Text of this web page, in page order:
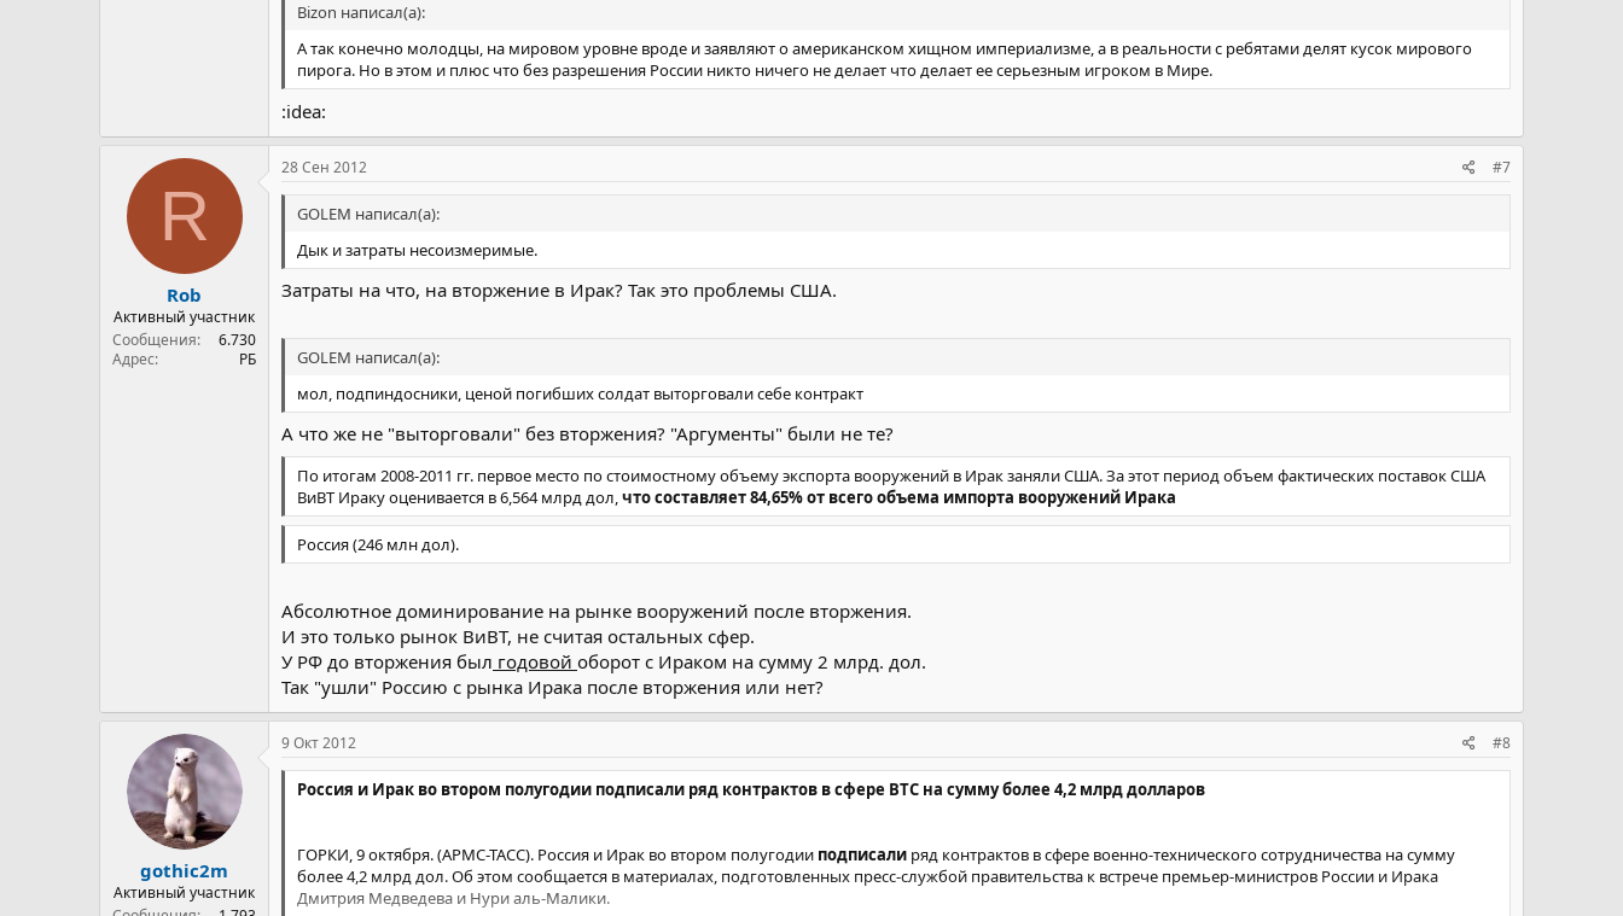
Bizon написал(а):
А так конечно молодцы, на мировом уровне вроде и заявляют о американском хищном империализме, а в реальности с ребятами делят кусок мирового
пирога. Но в этом и плюс что без разрешения России никто ничего не делает что делает ее серьезным игроком в Мире.
:idea:
R
Rob
Активный участник
Сообщения
6.730
Адрес
РБ
28 Сен 2012 #7
GOLEM написал(а):
Дык и затраты несоизмеримые.
Затраты на что, на вторжение в Ирак? Так это проблемы США.
GOLEM написал(а):
мол, подпиндосники, ценой погибших солдат выторговали себе контракт
А что же не "выторговали" без вторжения? "Аргументы" были не те?
По итогам 2008-2011 гг. первое место по стоимостному объему экспорта вооружений в Ирак заняли США. За этот период объем фактических поставок США
ВиВТ Ираку оценивается в 6,564 млрд дол, что составляет 84,65% от всего объема импорта вооружений Ирака
Россия (246 млн дол).
Абсолютное доминирование на рынке вооружений после вторжения.
И это только рынок ВиВТ, не считая остальных сфер.
У РФ до вторжения был годовой оборот с Ираком на сумму 2 млрд. дол.
Так "ушли" Россию с рынка Ирака после вторжения или нет?
gothic2m
Активный участник
9 Окт 2012 #8
Россия и Ирак во втором полугодии подписали ряд контрактов в сфере ВТС на сумму более 4,2 млрд долларов
ГОРКИ, 9 октября. (АРМС-ТАСС). Россия и Ирак во втором полугодии подписали ряд контрактов в сфере военно-технического сотрудничества на сумму
более 4,2 млрд дол. Об этом сообщается в материалах, подготовленных пресс-службой правительства к встрече премьер-министров России и Ирака
Дмитрия Медведева и Нури аль-Малики.